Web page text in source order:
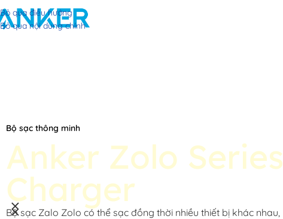
Bỏ qua điều hướng
Bỏ qua nội dung chính
Bộ sạc thông minh
Anker Zolo Series
Charger
Bộ sạc Zalo Zolo có thể sạc đồng thời nhiều thiết bị khác nhau,